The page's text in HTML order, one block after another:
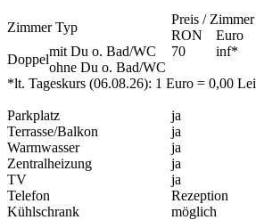
Zimmer Typ
Preis / Zimmer
RON
Euro
Doppel
mit Du o. Bad/WC 70 inf*
ohne Du o. Bad/WC
*lt. Tageskurs (06.08.26): 1 Euro = 0,00 Lei
Parkplatz
ja
Terrasse/Balkon
ja
Warmwasser
ja
Zentralheizung
ja
TV
ja
Telefon
Rezeption
Kühlschrank
möglich